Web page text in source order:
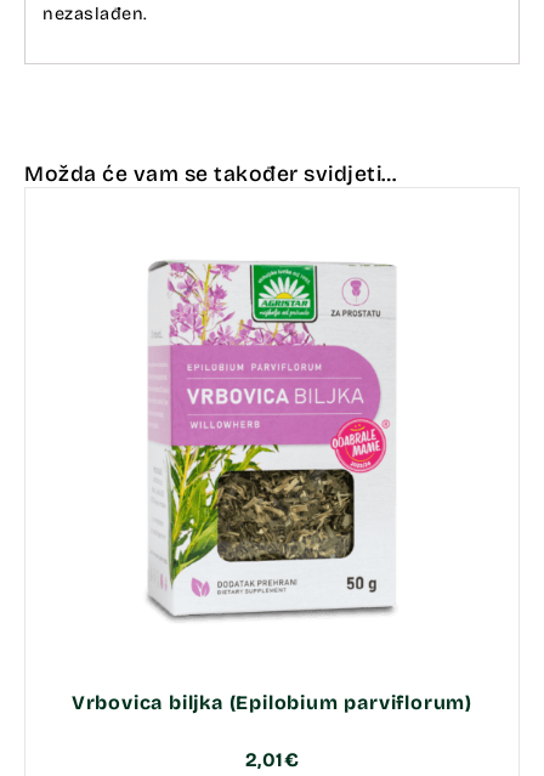
nezaslađen.
Možda će vam se također svidjeti…
Vrbovica biljka (Epilobium parviflorum)
2,01€